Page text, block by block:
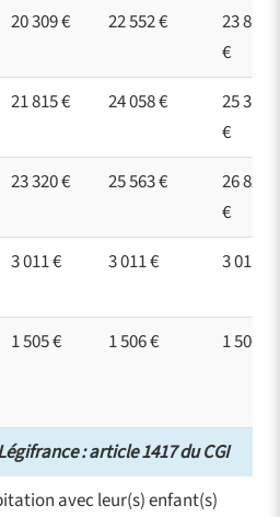
: article 1417 du CGI
20 309 € 22 552 €
23 812
€
21 815 € 24 058 €
25 318
€
23 320 € 25 563 €
26 823
€
3 011 € 3 011 € 3 011 €
1 505 € 1 506 € 1 506 €
avec leur(s) enfant(s)